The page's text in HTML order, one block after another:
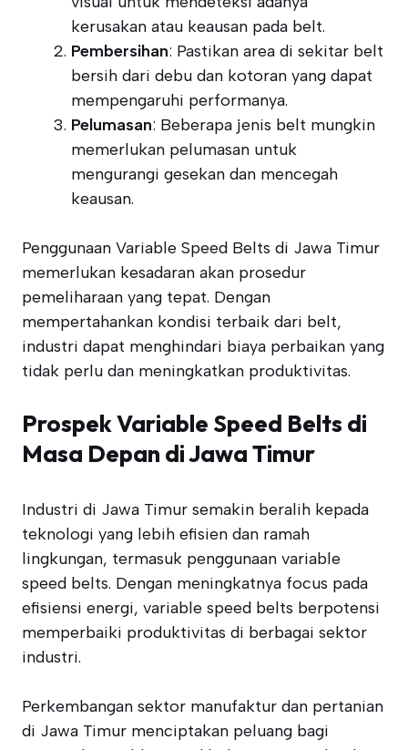
kerusakan atau keausan pada belt.
Pembersihan: Pastikan area di sekitar belt
bersih dari debu dan kotoran yang dapat
mempengaruhi performanya.
Pelumasan: Beberapa jenis belt mungkin
memerlukan pelumasan untuk
mengurangi gesekan dan mencegah
keausan.
Penggunaan Variable Speed Belts di Jawa Timur
memerlukan kesadaran akan prosedur
pemeliharaan yang tepat. Dengan
mempertahankan kondisi terbaik dari belt,
industri dapat menghindari biaya perbaikan yang
tidak perlu dan meningkatkan produktivitas.
Prospek Variable Speed Belts di
Masa Depan di Jawa Timur
Industri di Jawa Timur semakin beralih kepada
teknologi yang lebih efisien dan ramah
lingkungan, termasuk penggunaan variable
speed belts. Dengan meningkatnya focus pada
efisiensi energi, variable speed belts berpotensi
memperbaiki produktivitas di berbagai sektor
industri.
Perkembangan sektor manufaktur dan pertanian
di Jawa Timur menciptakan peluang bagi